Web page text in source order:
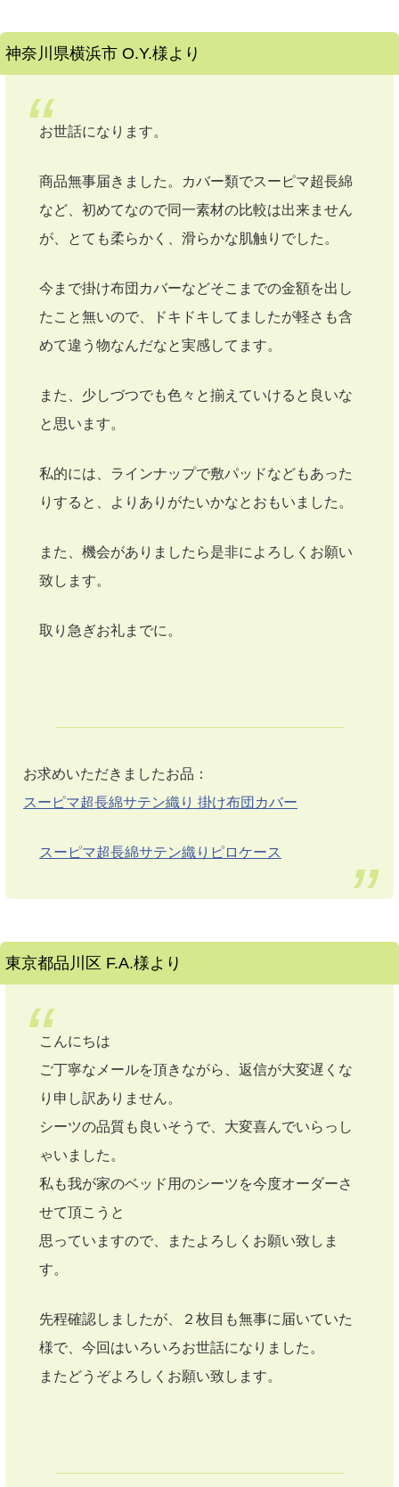
神奈川県横浜市 O.Y.様より
お世話になります。
商品無事届きました。カバー類でスーピマ超長綿
など、初めてなので同一素材の比較は出来ません
が、とても柔らかく、滑らかな肌触りでした。
今まで掛け布団カバーなどそこまでの金額を出し
たこと無いので、ドキドキしてましたが軽さも含
めて違う物なんだなと実感してます。
また、少しづつでも色々と揃えていけると良いな
と思います。
私的には、ラインナップで敷パッドなどもあった
りすると、よりありがたいかなとおもいました。
また、機会がありましたら是非によろしくお願い
致します。
取り急ぎお礼までに。
お求めいただきましたお品：
スーピマ超長綿サテン織り 掛け布団カバー
スーピマ超長綿サテン織りピロケース
東京都品川区 F.A.様より
こんにちは
ご丁寧なメールを頂きながら、返信が大変遅くな
り申し訳ありません。
シーツの品質も良いそうで、大変喜んでいらっし
ゃいました。
私も我が家のベッド用のシーツを今度オーダーさ
せて頂こうと
思っていますので、またよろしくお願い致しま
す。
先程確認しましたが、２枚目も無事に届いていた
様で、今回はいろいろお世話になりました。
またどうぞよろしくお願い致します。